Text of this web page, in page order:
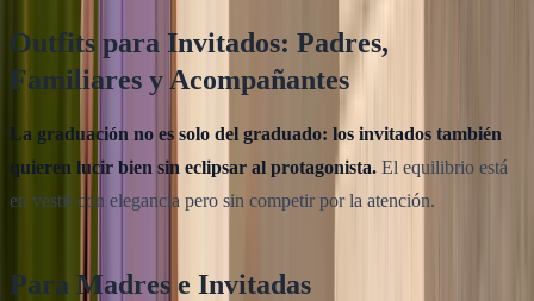
Outfits para Invitados: Padres,
Familiares y Acompañantes
La graduación no es solo del graduado: los invitados también
quieren lucir bien sin eclipsar al protagonista. El equilibrio está
en vestir con elegancia pero sin competir por la atención.
Para Madres e Invitadas